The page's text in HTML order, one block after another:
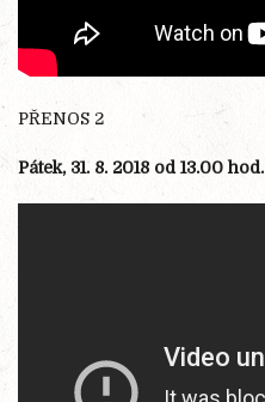
PŘENOS 2
Pátek, 31. 8. 2018 od 13.00 hod.